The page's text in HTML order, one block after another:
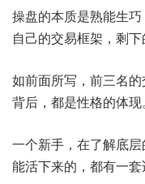
操盘的本质是熟能生
自己的交易框架，剩下
如前面所写，前三名
背后，都是性格的体现。
一个新手，在了解底
能活下来的，都有一套